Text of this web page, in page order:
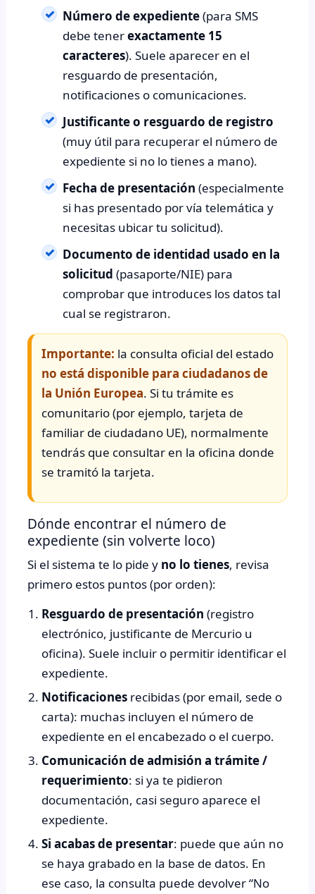
Número de expediente(para SMS
debe tenerexactamente 15
caracteres). Suele aparecer en el
resguardo de presentación,
notificaciones o comunicaciones.
Justificante o resguardo de registro
(muy útil para recuperar el número de
expediente si no lo tienes a mano).
Fecha de presentación (especialmente
si has presentado por vía telemática y
necesitas ubicar tu solicitud).
Documento de identidad usado en la
solicitud (pasaporte/NIE) para
comprobar que introduces los datos tal
cual se registraron.
Importante: la consulta oficial del estado
no está disponible para ciudadanos de
la Unión Europea. Si tu trámite es
comunitario (por ejemplo, tarjeta de
familiar de ciudadano UE), normalmente
tendrás que consultar en la oficina donde
se tramitó la tarjeta.
Dónde encontrar el número de
expediente (sin volverte loco)
Si el sistema te lo pide y no lo tienes, revisa
primero estos puntos (por orden):
Resguardo de presentación (registro
electrónico, justificante de Mercurio u
oficina). Suele incluir o permitir identificar el
expediente.
Notificaciones recibidas (por email, sede o
carta): muchas incluyen el número de
expediente en el encabezado o el cuerpo.
Comunicación de admisión a trámite /
requerimiento: si ya te pidieron
documentación, casi seguro aparece el
expediente.
Si acabas de presentar: puede que aún no
se haya grabado en la base de datos. En
ese caso, la consulta puede devolver “No